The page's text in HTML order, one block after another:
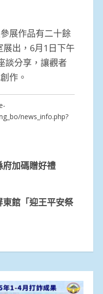
展作品有二十餘
出，6月1日下午
談分享，讓觀者
作。
news_info.php?
加碼贈好禮
館「迎王平安祭